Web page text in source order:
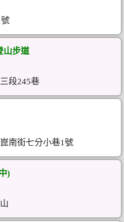
山步道
段245巷
南街七分小巷1號
)